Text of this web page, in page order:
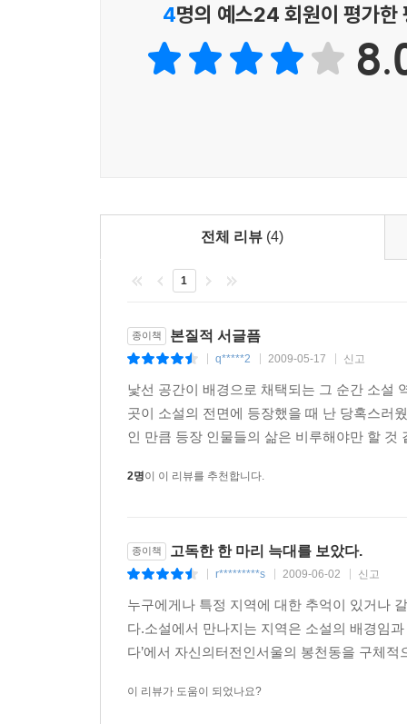
「두번째 왈츠」는 사회주의 시절부터 몽골인들
여성의 내면과 진정한 사랑의 의미를 되묻는 수
살아가는 북한 여인을 만나는 대목은 뭉클한 감
등등 등장인물 각각의 1인칭 시점으로 장면과 심
한잔 수태채가, 게르에서 하룻밤 잠이 돈으로 계
그새 일대의 초원은 많은 변화를 겪었습니다.
수십개로 늘었고 십여리 밖에는 서양식 호텔이
검은 혓바닥이 자본의 그것처럼 여겨집니다. 자
물었던 전통은 더 찾아볼 수 없습니다. 목자들이
않습니다. 라디오와 텔레비전이 알려주는 일기예
‘무시무시한 검은 혓바닥’, 즉 자본에 잠식당한
그가 나타난 뒤로 나는 하루도 몸에서 총을 떼어
범죄 앞에서보다 모호한 죄의식 속에서 제 모
검질긴 악몽 속에서, 안개 속에서 들려오는 말
미친개를 잡을 생각입니다. 하여 놈의 사지를
종소리처럼 다 옛말이 되어버린 이야기이지만. ---
4명의 예스24 회원이 평가한
전체 리뷰 (4)
1
종이책 본질적 서글픔
q*****2 2009-05-17 신고
낯선 공간이 배경으로 채택되는 그 순간 소설
곳이 소설의 전면에 등장했을 때 난 당혹스러
인 만큼 등장 인물들의 삶은 비루해야만 할
2명이 이 리뷰를 추천합니다.
종이책 고독한 한 마리 늑대를 보았다.
r*********s 2009-06-02 신고
누구에게나 특정 지역에 대한 추억이 있거나
다.소설에서 만나지는 지역은 소설의 배경임
다’에서 자신의터전인서울의 봉천동을 구체
이 리뷰가 도움이 되었나요?